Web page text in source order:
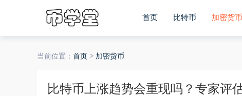
首页 比特币 加密货币
当前位置： 首页 > 加密货币
比特币上涨趋势会重现吗？专家评